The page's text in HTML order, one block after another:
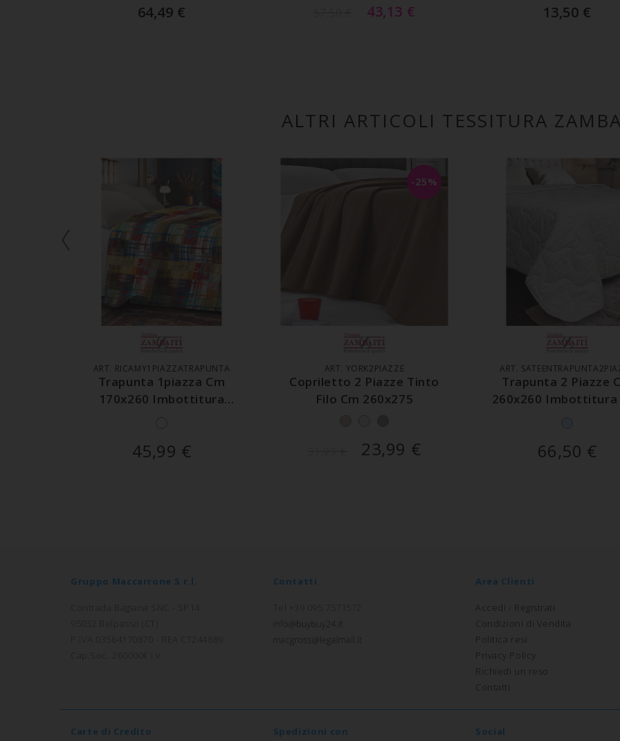
64,49 € 43,13 € 13,50 €
ALTRI ARTICOLI TESSITURA
AGGIUNGI AL CARRELLO
ART. RICAMY1PIAZZATRAPUNTA
Trapunta 1piazza Cm
170x260 Imbottitura
45,99 €
-25%
AGGIUNGI AL CARRELLO
ART. YORK2PIAZZE
Copriletto 2 Piazze Tinto
Filo Cm 260x275
23,99 €
AGGIUNGI AL
ART.
Trapunta 2 Piazze
260x260 Imbottitura
66,50 €
Gruppo Maccarrone S.r.l. Contatti Area Clienti
Accedi
Registrati
Condizioni di Vendita
Politica resi
Privacy Policy
Richiedi un reso
Contatti
Carte di Credito Spedizioni con Social